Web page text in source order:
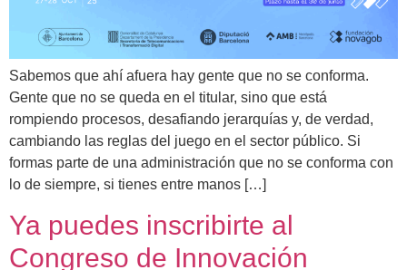
Sabemos que ahí afuera hay gente que no se conforma.
Gente que no se queda en el titular, sino que está
rompiendo procesos, desafiando jerarquías y, de verdad,
cambiando las reglas del juego en el sector público. Si
formas parte de una administración que no se conforma con
lo de siempre, si tienes entre manos […]
Ya puedes inscribirte al
Congreso de Innovación